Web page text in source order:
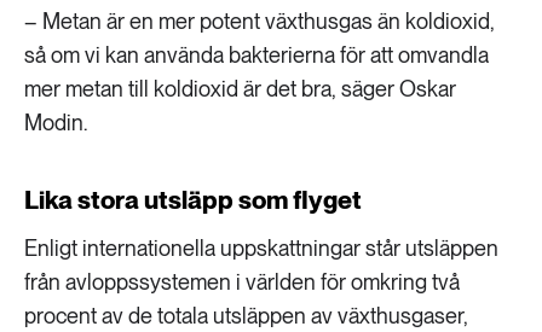
– Metan är en mer potent växthusgas än koldioxid,
så om vi kan använda bakterierna för att omvandla
mer metan till koldioxid är det bra, säger Oskar
Modin.
Lika stora utsläpp som flyget
Enligt internationella uppskattningar står utsläppen
från avloppssystemen i världen för omkring två
procent av de totala utsläppen av växthusgaser,